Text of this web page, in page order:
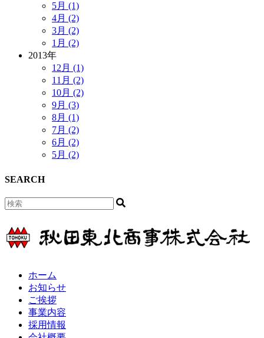
5月 (1)
4月 (2)
3月 (2)
1月 (2)
2013年
12月 (1)
11月 (2)
10月 (2)
9月 (3)
8月 (1)
7月 (2)
6月 (2)
5月 (2)
SEARCH
ホーム
お知らせ
ご挨拶
事業内容
採用情報